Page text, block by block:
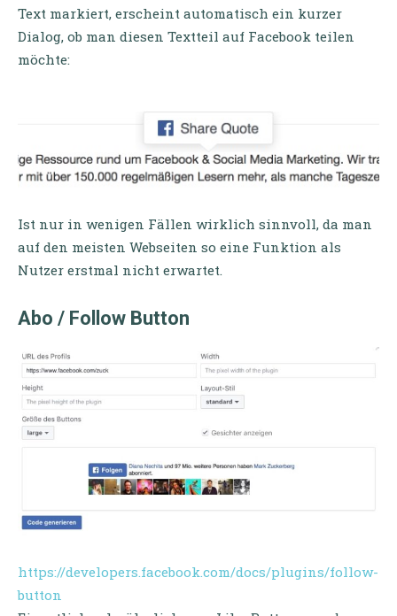
Text markiert, erscheint automatisch ein kurzer
Dialog, ob man diesen Textteil auf Facebook teilen
möchte:
Ist nur in wenigen Fällen wirklich sinnvoll, da man
auf den meisten Webseiten so eine Funktion als
Nutzer erstmal nicht erwartet.
Abo / Follow Button
https://developers.facebook.com/docs/plugins/follow-
button